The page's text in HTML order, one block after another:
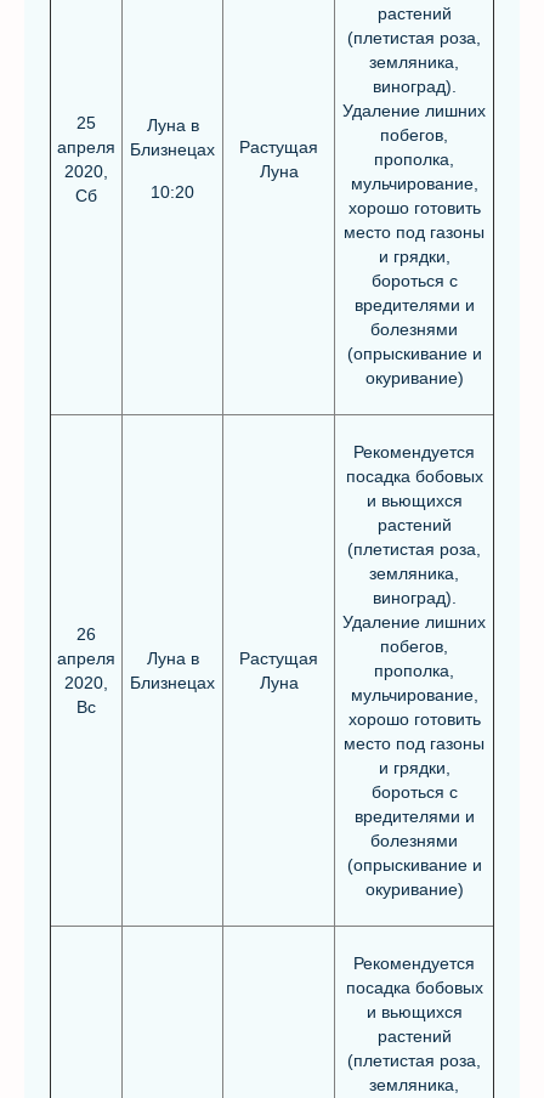
25
апреля
2020,
Сб
Луна в
Близнецах
10:20
Растущая
Луна
растений
(плетистая роза,
земляника,
виноград).
Удаление лишних
побегов,
прополка,
мульчирование,
хорошо готовить
место под газоны
и грядки,
бороться с
вредителями и
болезнями
(опрыскивание и
окуривание)
26
апреля
2020,
Вс
Луна в
Близнецах
Растущая
Луна
Рекомендуется
посадка бобовых
и вьющихся
растений
(плетистая роза,
земляника,
виноград).
Удаление лишних
побегов,
прополка,
мульчирование,
хорошо готовить
место под газоны
и грядки,
бороться с
вредителями и
болезнями
(опрыскивание и
окуривание)
Рекомендуется
посадка бобовых
и вьющихся
растений
(плетистая роза,
земляника,